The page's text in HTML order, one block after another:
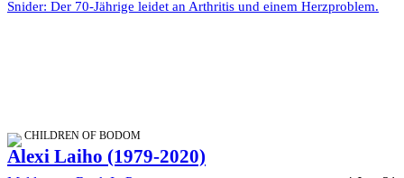
Snider: Der 70-Jährige leidet an Arthritis und einem Herzproblem.
CHILDREN OF BODOM
Alexi Laiho (1979-2020)